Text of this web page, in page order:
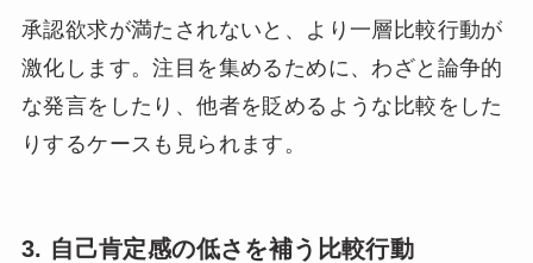
承認欲求が満たされないと、より一層比較行動が
激化します。注目を集めるために、わざと論争的
な発言をしたり、他者を貶めるような比較をした
りするケースも見られます。
3. 自己肯定感の低さを補う比較行動